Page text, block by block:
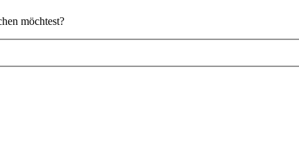
möchtest?